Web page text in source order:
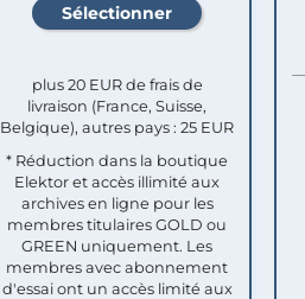
plus 20 EUR de frais de
livraison (France, Suisse,
Belgique), autres pays : 25 EUR
* Réduction dans la boutique
Elektor et accès illimité aux
archives en ligne pour les
membres titulaires GOLD ou
GREEN uniquement. Les
membres avec abonnement
d'essai ont un accès limité aux